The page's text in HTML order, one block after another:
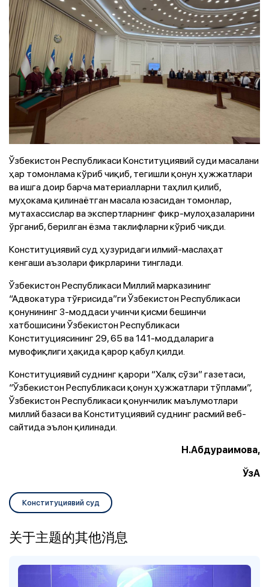
Ўзбекистон Республикаси Конституциявий суди масалани
ҳар томонлама кўриб чиқиб, тегишли қонун ҳужжатлари
ва ишга доир барча материалларни таҳлил қилиб,
муҳокама қилинаётган масала юзасидан томонлар,
мутахассислар ва экспертларнинг фикр-мулоҳазаларини
ўрганиб, берилган ёзма таклифларни кўриб чиқди.
Конституциявий суд ҳузуридаги илмий-маслаҳат
кенгаши аъзолари фикрларини тинглади.
Ўзбекистон Республикаси Миллий марказининг
“Адвокатура тўғрисида”ги Ўзбекистон Республикаси
қонунининг 3-моддаси учинчи қисми бешинчи
хатбошисини Ўзбекистон Республикаси
Конституциясининг 29, 65 ва 141-моддаларига
мувофиқлиги ҳақида қарор қабул қилди.
Конституциявий суднинг қарори “Халқ сўзи” газетаси,
“Ўзбекистон Республикаси қонун ҳужжатлари тўплами”,
Ўзбекистон Республикаси қонунчилик маълумотлари
миллий базаси ва Конституциявий суднинг расмий веб-
сайтида эълон қилинади.
Н.Абдураимова,
ЎзА
Конституциявий суд
关于主题的其他消息